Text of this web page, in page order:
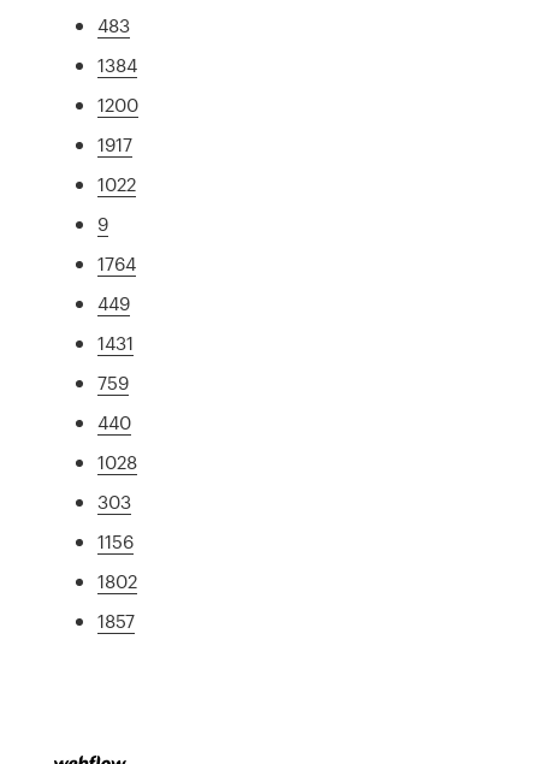
483
1384
1200
1917
1022
9
1764
449
1431
759
440
1028
303
1156
1802
1857